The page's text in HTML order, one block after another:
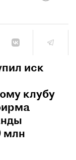
иск
клубу
млн